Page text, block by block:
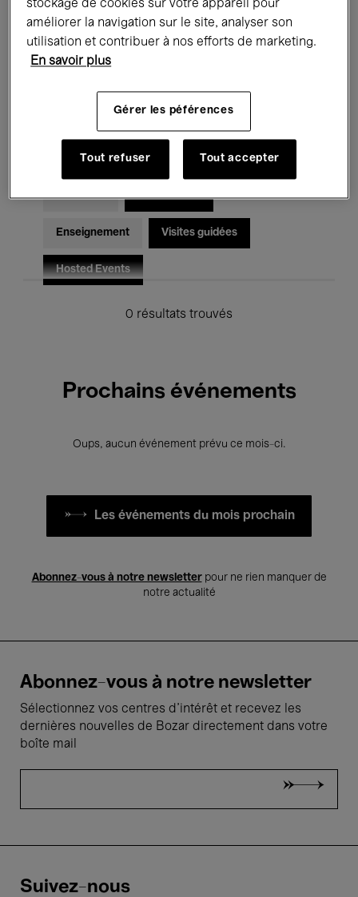
Expositions Films Performances
Rencontres & Débats
Musique classique Global Music
Musique électronique
Pour tous Kids’ Palace
Enseignement Visites guidées
Hosted Events
0 résultats trouvés
Prochains événements
Oups, aucun événement prévu ce mois-ci.
Les événements du mois prochain
Abonnez-vous à notre newsletterpour ne rien manquer de
notre actualité
Abonnez-vous à notre newsletter
Sélectionnez vos centres d'intérêt et recevez les
dernières nouvelles de Bozar directement dans votre
boîte mail
Suivez-nous
stockage de cookies sur votre appareil pour
améliorer la navigation sur le site, analyser son
utilisation et contribuer à nos efforts de marketing.
En savoir plus
Gérer les péférences
Tout refuser Tout accepter